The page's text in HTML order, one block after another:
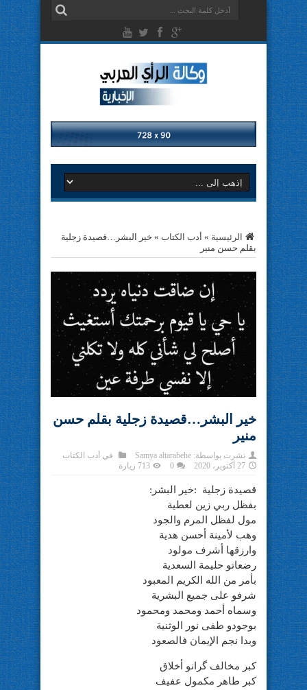
الرئيسية » أدب الكتاب » خير البشر…قصيدة زجلية
بقلم حسن منير
خير البشر…قصيدة زجلية بقلم حسن
منير
نشرت بواسطة: Samya altarabehe في أدب الكتاب
27 أكتوبر، 2020
0 713 زيارة
قصيدة زجلية :خير البشر:
بفظل ربي زين لعطية
مول لفظل المرم والجود
وهب لأمينة أحسن هدية
وارزقها أشرف مولود
رضعاتو حليمة السعدية
بأمر من الله الكريم المعبود
شرفو على جميع البشرية
وسماه أحمد ومحمد ومحمود
بوجودو طفى نور الوثنية
وبدا نجم الإيمان فالصعود
كبر مخالف گرانو أخلاق
كبر طاهر مكمول عفيف